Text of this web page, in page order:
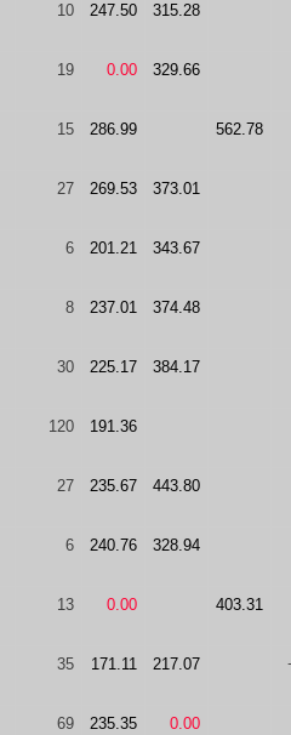
10 247.50 315.28
19 0.00 329.66
15 286.99 562.78
27 269.53 373.01
6 201.21 343.67
8 237.01 374.48
30 225.17 384.17
120 191.36
27 235.67 443.80
6 240.76 328.94
13 0.00 403.31
35 171.11 217.07
69 235.35 0.00